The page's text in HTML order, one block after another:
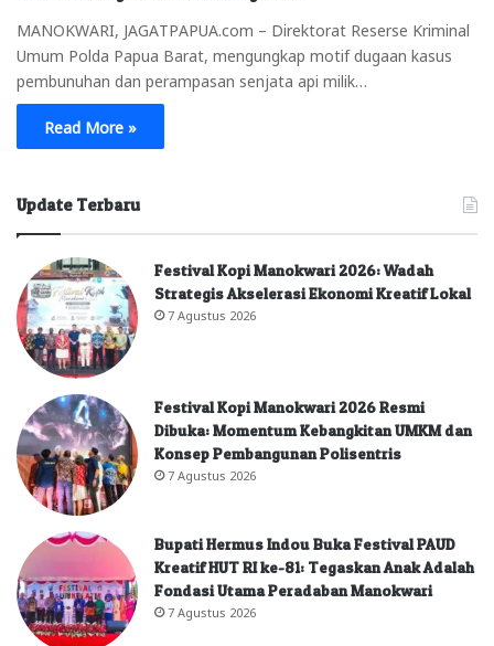
MANOKWARI, JAGATPAPUA.com – Direktorat Reserse Kriminal
Umum Polda Papua Barat, mengungkap motif dugaan kasus
pembunuhan dan perampasan senjata api milik…
Read More »
Update Terbaru
Festival Kopi Manokwari 2026: Wadah
Strategis Akselerasi Ekonomi Kreatif Lokal
7 Agustus 2026
Festival Kopi Manokwari 2026 Resmi
Dibuka: Momentum Kebangkitan UMKM dan
Konsep Pembangunan Polisentris
7 Agustus 2026
Bupati Hermus Indou Buka Festival PAUD
Kreatif HUT RI ke-81: Tegaskan Anak Adalah
Fondasi Utama Peradaban Manokwari
7 Agustus 2026